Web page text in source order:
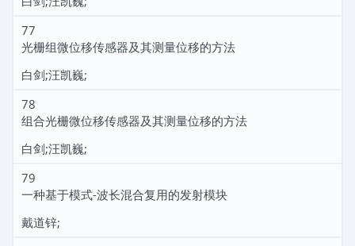
77
光栅组微位移传感器及其测量位移的方法
白剑;汪凯巍;
78
组合光栅微位移传感器及其测量位移的方法
白剑;汪凯巍;
79
一种基于模式-波长混合复用的发射模块
戴道锌;